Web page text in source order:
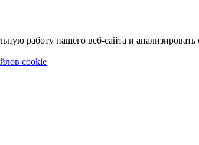
работу нашего веб-сайта и анализировать
cookie